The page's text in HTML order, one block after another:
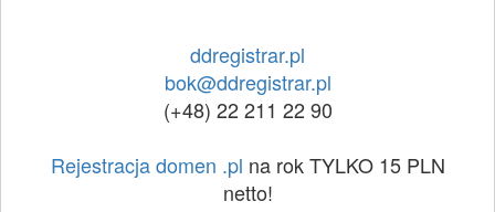
ddregistrar.pl
bok@ddregistrar.pl
(+48) 22 211 22 90
Rejestracja domen .pl na rok TYLKO 15 PLN
netto!